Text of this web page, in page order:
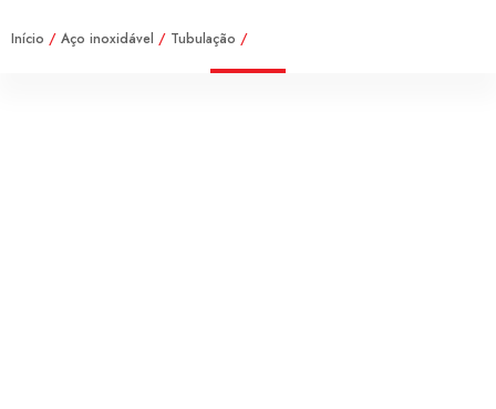
Início / Aço inoxidável / Tubulação /